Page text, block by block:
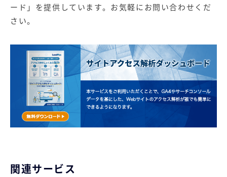
ード」を提供しています。お気軽にお問い合わせくだ
さい。
関連サービス